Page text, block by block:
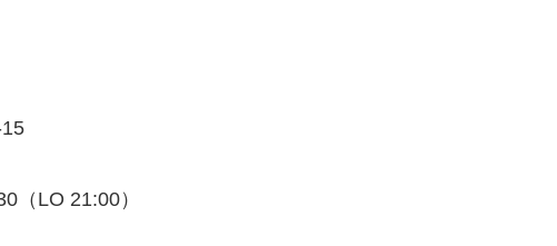
（LO 21:00）